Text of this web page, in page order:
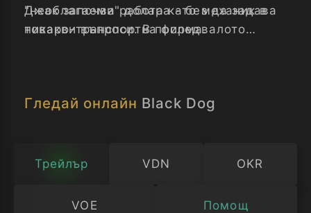
Джак започва работа като механик в
товаро-транспортна фирма.
"необлагаеми" долара - без да задава
никакви въпроси. В последвалото
Гледай онлайн Black Dog
Трейлър VDN OKR
VOE Помощ